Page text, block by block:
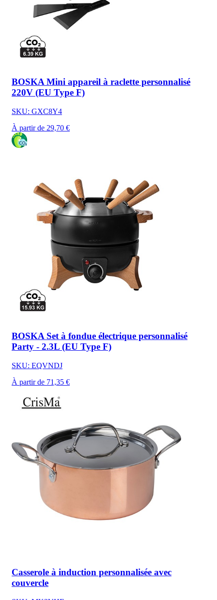
BOSKA Mini appareil à raclette personnalisé
220V (EU Type F)
SKU: GXC8Y4
À partir de 29,70 €
BOSKA Set à fondue électrique personnalisé
Party - 2.3L (EU Type F)
SKU: EQVNDJ
À partir de 71,35 €
Casserole à induction personnalisée avec
couvercle